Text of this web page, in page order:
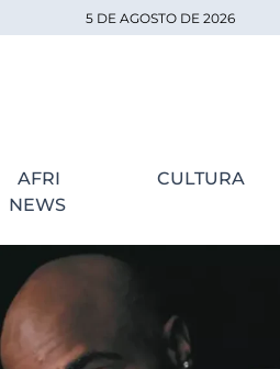
5 DE AGOSTO DE 2026
AFRI
NEWS
CULTURA